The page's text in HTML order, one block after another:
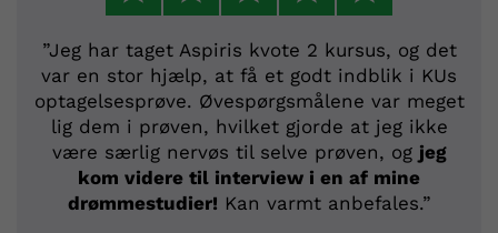
”Jeg har taget Aspiris kvote 2 kursus, og det
var en stor hjælp, at få et godt indblik i KUs
optagelsesprøve. Øvespørgsmålene var meget
lig dem i prøven, hvilket gjorde at jeg ikke
være særlig nervøs til selve prøven, og jeg
kom videre til interview i en af mine
drømmestudier! Kan varmt anbefales.”